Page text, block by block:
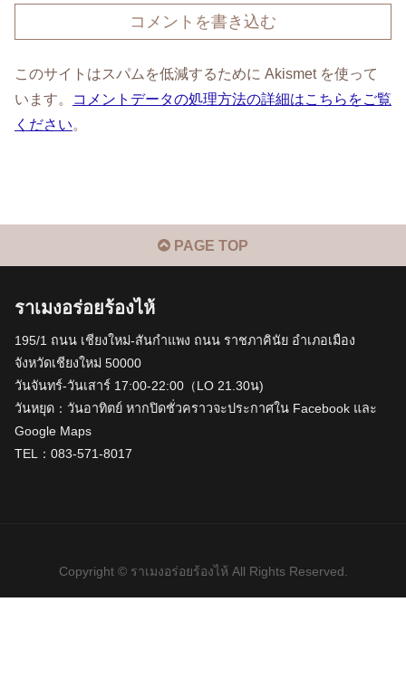
コメントを書き込む
このサイトはスパムを低減するために Akismet を使って
います。
コメントデータの処理方法の詳細はこちらをご覧
ください。
PAGE TOP
ราเมงอร่อยร้องไห้
195/1 ถนน เชียงใหม่-สันกำแพง ถนน ราชภาคินัย อำเภอเมือง
จังหวัดเชียงใหม่ 50000
วันจันทร์-วันเสาร์ 17:00-22:00（LO 21.30น)
วันหยุด：วันอาทิตย์ หากปิดชั่วคราวจะประกาศใน Facebook และ
Google Maps
TEL：083-571-8017
Copyright © ราเมงอร่อยร้องไห้ All Rights Reserved.